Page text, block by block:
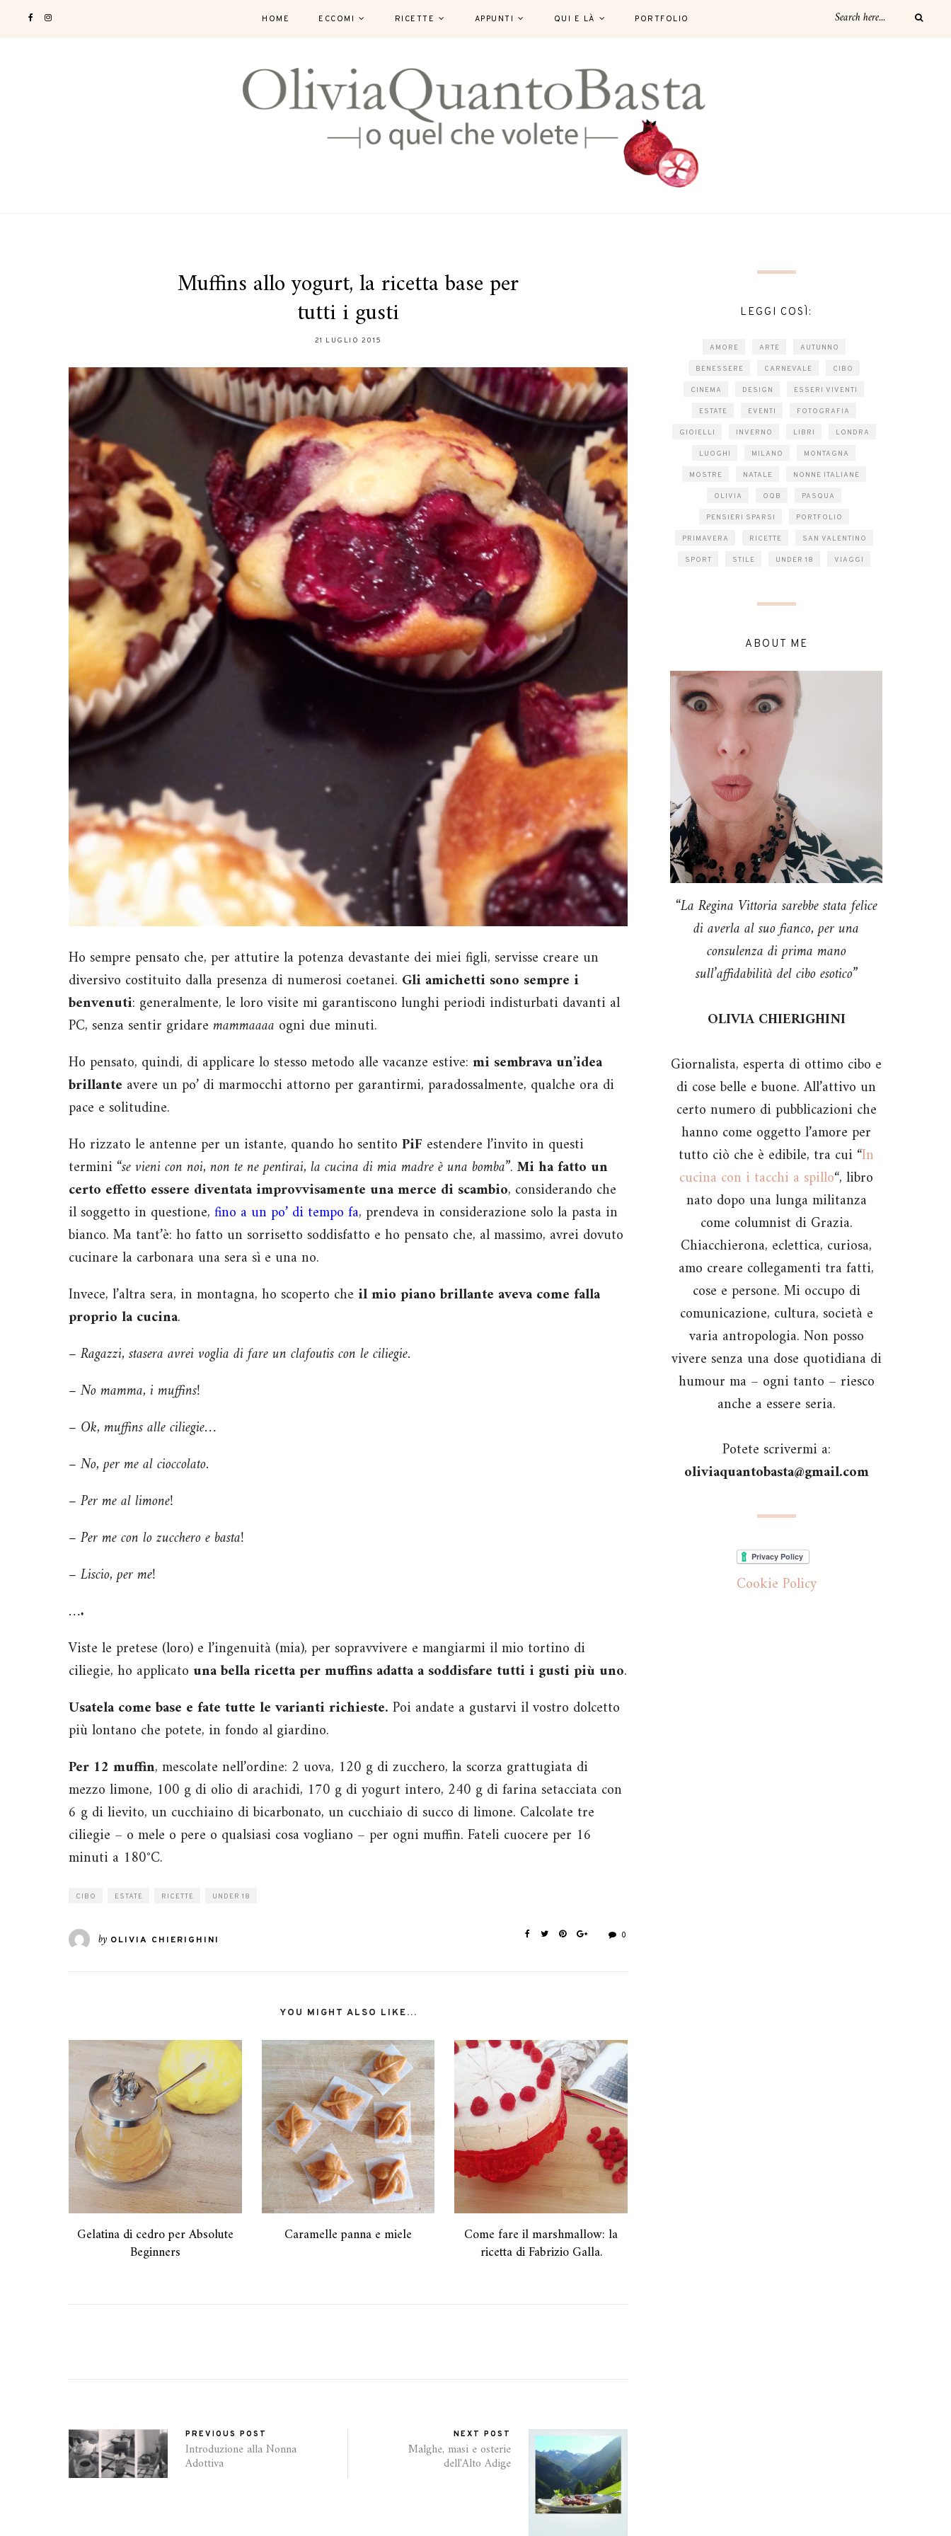
HOME ECCOMI RICETTE APPUNTI QUI E LÀ PORTFOLIO
Muffins allo yogurt, la ricetta base per
tutti i gusti
21 LUGLIO 2015
Ho sempre pensato che, per attutire la potenza devastante dei miei figli, servisse creare un
diversivo costituito dalla presenza di numerosi coetanei. Gli amichetti sono sempre i
benvenuti: generalmente, le loro visite mi garantiscono lunghi periodi indisturbati davanti al
PC, senza sentir gridare mammaaaa ogni due minuti.
Ho pensato, quindi, di applicare lo stesso metodo alle vacanze estive: mi sembravaun’idea
brillante avere un po’ di marmocchi attorno per garantirmi, paradossalmente, qualche ora di
pace e solitudine.
Ho rizzato le antenne per un istante, quando ho sentito PiF estendere l’invito in questi
termini“se vieni con noi, non te ne pentirai, la cucina di mia madre è una bomba”. Mi ha fatto un
certo effetto essere diventata improvvisamente una merce di scambio, considerando che
il soggetto in questione, fino a un po’ di tempo fa, prendeva in considerazione solo la pasta in
bianco. Ma tant’è: ho fatto un sorrisetto soddisfatto e ho pensato che, al massimo, avrei dovuto
cucinare la carbonara una sera sì e una no.
Invece, l’altra sera, in montagna, ho scoperto che il mio piano brillante aveva come falla
proprio la cucina.
– Ragazzi, stasera avrei voglia di fare un clafoutis con le ciliegie.
– No mamma, i muffins!
– Ok, muffins alle ciliegie…
– No, per me al cioccolato.
– Per me al limone!
– Per me con lo zucchero e basta!
– Liscio, per me!
….
Viste le pretese (loro) e l’ingenuità (mia), per sopravvivere e mangiarmi il mio tortino di
ciliegie, ho applicato una bella ricetta per muffins adatta a soddisfare tutti i gusti più uno.
Usatela come base e fate tutte le varianti richieste. Poi andate a gustarvi il vostro dolcetto
più lontano che potete, in fondo al giardino.
Per 12 muffin, mescolate nell’ordine: 2 uova, 120 g di zucchero, la scorza grattugiata di
mezzo limone, 100 g di olio di arachidi, 170 g di yogurt intero, 240 g di farina setacciata con
6 g di lievito, un cucchiaino di bicarbonato, un cucchiaio di succo di limone. Calcolate tre
ciliegie – o mele o pere o qualsiasi cosa vogliano – per ogni muffin. Fateli cuocere per 16
minuti a 180°C.
CIBO ESTATE RICETTE UNDER 18
by OLIVIA CHIERIGHINI 0
YOU MIGHT ALSO LIKE...
Gelatina di cedro per Absolute
Beginners
Caramelle panna e miele
Come fare il marshmallow: la
ricetta di Fabrizio Galla.
PREVIOUS POST
Introduzione alla Nonna
Adottiva
NEXT POST
Malghe, masi e osterie
dell'Alto Adige
LEGGI COSÌ:
AMORE ARTE AUTUNNO
BENESSERE CARNEVALE CIBO
CINEMA DESIGN ESSERI VIVENTI
ESTATE EVENTI FOTOGRAFIA
GIOIELLI INVERNO LIBRI LONDRA
LUOGHI MILANO MONTAGNA
MOSTRE NATALE NONNE ITALIANE
OLIVIA OQB PASQUA
PENSIERI SPARSI PORTFOLIO
PRIMAVERA RICETTE SAN VALENTINO
SPORT STILE UNDER 18 VIAGGI
ABOUT ME
“La Regina Vittoria sarebbe stata felice
di averla al suo fianco, per una
consulenza di prima mano
sull’affidabilità del cibo esotico”
OLIVIA CHIERIGHINI
Giornalista, esperta di ottimo cibo e
di cose belle e buone. All’attivo un
certo numero di pubblicazioni che
hanno come oggetto l’amore per
tutto ciò che è edibile, tra cui “In
cucina con i tacchi a spillo“, libro
nato dopo una lunga militanza
come columnist di Grazia.
Chiacchierona, eclettica, curiosa,
amo creare collegamenti tra fatti,
cose e persone. Mi occupo di
comunicazione, cultura, società e
varia antropologia. Non posso
vivere senza una dose quotidiana di
humour ma – ogni tanto – riesco
anche a essere seria.
Potete scrivermi a:
oliviaquantobasta@gmail.com
Cookie Policy